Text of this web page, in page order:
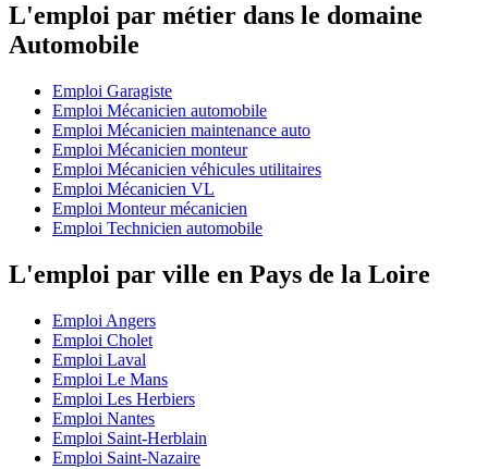
L'emploi par métier dans le domaine
Automobile
Emploi Garagiste
Emploi Mécanicien automobile
Emploi Mécanicien maintenance auto
Emploi Mécanicien monteur
Emploi Mécanicien véhicules utilitaires
Emploi Mécanicien VL
Emploi Monteur mécanicien
Emploi Technicien automobile
L'emploi par ville en Pays de la Loire
Emploi Angers
Emploi Cholet
Emploi Laval
Emploi Le Mans
Emploi Les Herbiers
Emploi Nantes
Emploi Saint-Herblain
Emploi Saint-Nazaire